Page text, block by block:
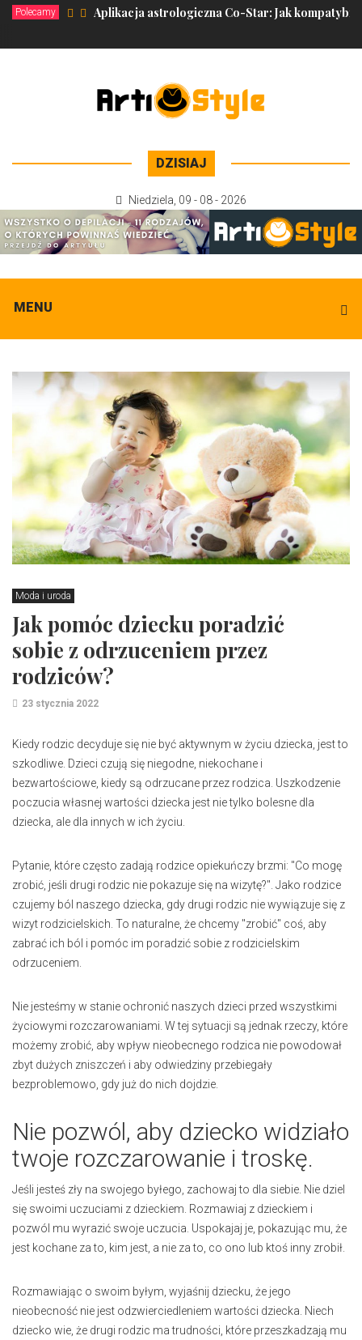
Polecamy Aplikacja astrologiczna Co-Star: Jak
DZISIAJ
Niedziela 09 - 08 - 2026
MENU
Moda i uroda
Jak pomóc dziecku poradzić
sobie z odrzuceniem przez
rodziców?
23 stycznia 2022
Kiedy rodzic decyduje się nie być aktywnym w życiu dziecka, jest to
szkodliwe. Dzieci czują się niegodne, niekochane i
bezwartościowe, kiedy są odrzucane przez rodzica. Uszkodzenie
poczucia własnej wartości dziecka jest nie tylko bolesne dla
dziecka, ale dla innych w ich życiu.
Pytanie, które często zadają rodzice opiekuńczy brzmi: "Co mogę
zrobić, jeśli drugi rodzic nie pokazuje się na wizytę?". Jako rodzice
czujemy ból naszego dziecka, gdy drugi rodzic nie wywiązuje się z
wizyt rodzicielskich. To naturalne, że chcemy "zrobić" coś, aby
zabrać ich ból i pomóc im poradzić sobie z rodzicielskim
odrzuceniem.
Nie jesteśmy w stanie ochronić naszych dzieci przed wszystkimi
życiowymi rozczarowaniami. W tej sytuacji są jednak rzeczy, które
możemy zrobić, aby wpływ nieobecnego rodzica nie powodował
zbyt dużych zniszczeń i aby odwiedziny przebiegały
bezproblemowo, gdy już do nich dojdzie.
Nie pozwól, aby dziecko widziało
twoje rozczarowanie i troskę.
Jeśli jesteś zły na swojego byłego, zachowaj to dla siebie. Nie dziel
się swoimi uczuciami z dzieckiem. Rozmawiaj z dzieckiem i
pozwól mu wyrazić swoje uczucia. Uspokajaj je, pokazując mu, że
jest kochane za to, kim jest, a nie za to, co ono lub ktoś inny zrobił.
Rozmawiając o swoim byłym, wyjaśnij dziecku, że jego
nieobecność nie jest odzwierciedleniem wartości dziecka. Niech
dziecko wie, że drugi rodzic ma trudności, które przeszkadzają mu